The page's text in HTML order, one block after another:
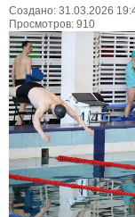
Создано: 31.03.2026
Просмотров: 910